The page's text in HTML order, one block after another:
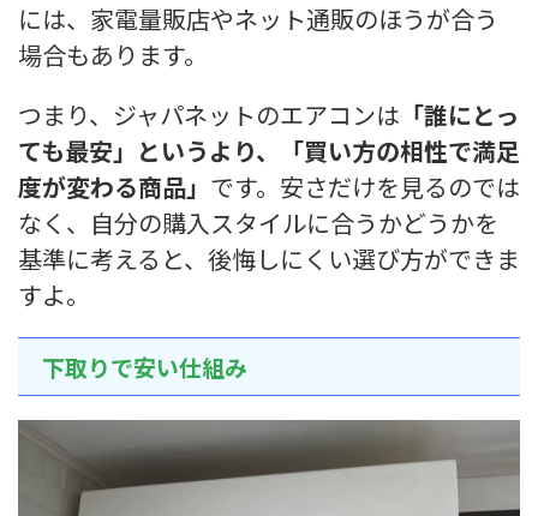
には、家電量販店やネット通販のほうが合う
場合もあります。
つまり、ジャパネットのエアコンは 「誰にとっ
ても最安」というより、「買い方の相性で満足
度が変わる商品」 です。安さだけを見るのでは
なく、自分の購入スタイルに合うかどうかを
基準に考えると、後悔しにくい選び方ができま
すよ。
下取りで安い仕組み